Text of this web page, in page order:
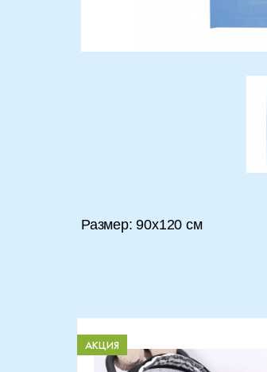
Размер: 90x120 см
АКЦИЯ